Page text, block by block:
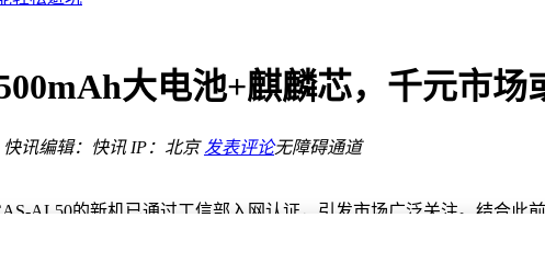
实测推荐
全能助手
梳理
反光黑科技
大电池+麒麟芯，千元市场
快讯编辑：快讯 IP：北京 发表评论无障碍通道
AL50的新机已通过工信部入网认证，引发市场广泛关注。结合此
，有望为消费者带来更多选择。